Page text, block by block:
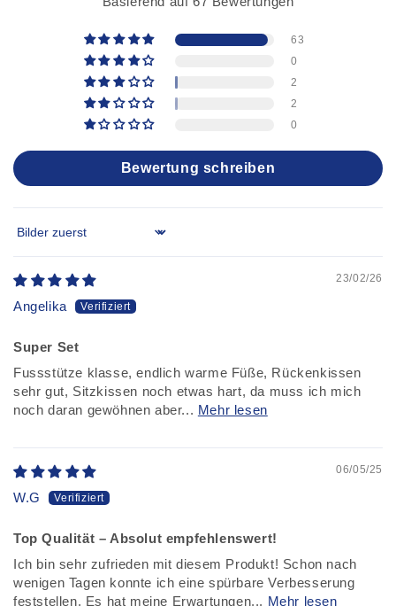
63
0
2
2
0
Bewertung schreiben
Sort by
23/02/26
Angelika
Super Set
Fussstütze klasse, endlich warme Füße, Rückenkissen
sehr gut, Sitzkissen noch etwas hart, da muss ich mich
noch daran gewöhnen aber... Mehr lesen
06/05/25
W.G
Top Qualität – Absolut empfehlenswert!
Ich bin sehr zufrieden mit diesem Produkt! Schon nach
wenigen Tagen konnte ich eine spürbare Verbesserung
feststellen. Es hat meine Erwartungen... Mehr lesen